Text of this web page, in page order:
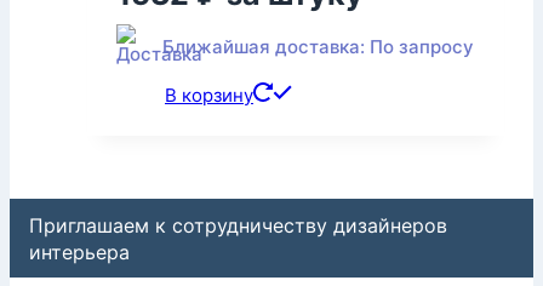
Ближайшая доставка: По запросу
В корзину
Приглашаем к сотрудничеству дизайнеров
интерьера